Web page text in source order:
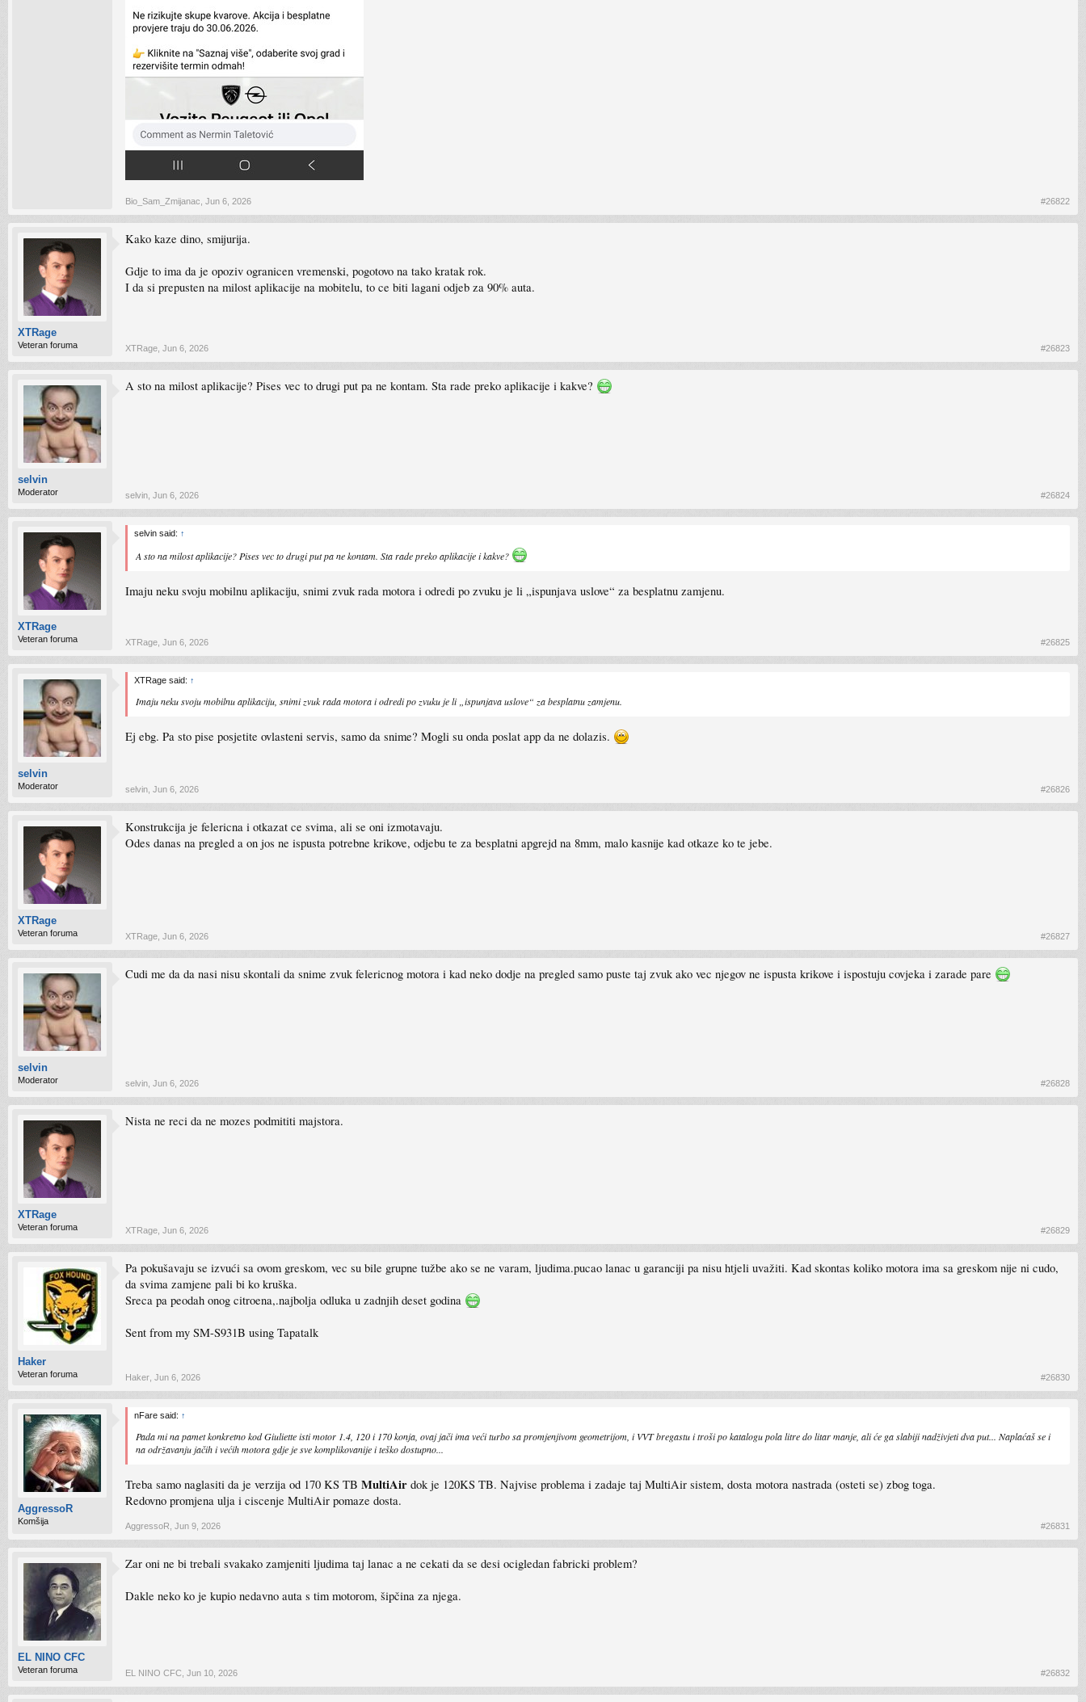
Bio_Sam_Zmijanac Jun 6, 2026 #26822
XTRage
Veteran foruma
Kako kaze dino, smijurija.
Gdje to ima da je opoziv ogranicen vremenski, pogotovo na tako kratak rok.
I da si prepusten na milost aplikacije na mobitelu, to ce biti lagani odjeb za 90% auta.
XTRage Jun 6, 2026 #26823
selvin
Moderator
A sto na milost aplikacije? Pises vec to drugi put pa ne kontam. Sta rade preko aplikacije i kakve?
selvin Jun 6, 2026 #26824
XTRage
Veteran foruma
selvin said: ↑
A sto na milost aplikacije? Pises vec to drugi put pa ne kontam. Sta rade preko aplikacije i kakve?
Imaju neku svoju mobilnu aplikaciju, snimi zvuk rada motora i odredi po zvuku je li „ispunjava uslove“ za besplatnu zamjenu.
XTRage Jun 6, 2026 #26825
selvin
Moderator
XTRage said: ↑
Imaju neku svoju mobilnu aplikaciju, snimi zvuk rada motora i odredi po zvuku je li „ispunjava uslove“ za besplatnu zamjenu.
Ej ebg. Pa sto pise posjetite ovlasteni servis, samo da snime? Mogli su onda poslat app da ne dolazis.
selvin Jun 6, 2026 #26826
XTRage
Veteran foruma
Konstrukcija je felericna i otkazat ce svima, ali se oni izmotavaju.
Odes danas na pregled a on jos ne ispusta potrebne krikove, odjebu te za besplatni apgrejd na 8mm, malo kasnije kad otkaze ko te jebe.
XTRage Jun 6, 2026 #26827
selvin
Moderator
Cudi me da da nasi nisu skontali da snime zvuk felericnog motora i kad neko dodje na pregled samo puste taj zvuk ako vec njegov ne ispusta krikove i ispostuju covjeka i zarade pare
selvin Jun 6, 2026 #26828
XTRage
Veteran foruma
Nista ne reci da ne mozes podmititi majstora.
XTRage Jun 6, 2026 #26829
Haker
Veteran foruma
Pa pokušavaju se izvući sa ovom greskom, vec su bile grupne tužbe ako se ne varam, ljudima.pucao lanac u garanciji pa nisu htjeli uvažiti. Kad skontas koliko motora ima sa greskom nije ni cudo,
da svima zamjene pali bi ko kruška.
Sreca pa peodah onog citroena,.najbolja odluka u zadnjih deset godina
Sent from my SM-S931B using Tapatalk
Haker Jun 6, 2026 #26830
AggressoR
Komšija
nFare said: ↑
Pada mi na pamet konkretno kod Giuliette isti motor 1.4, 120 i 170 konja, ovaj jači ima veći turbo sa promjenjivom geometrijom, i VVT bregastu i troši po katalogu pola litre do litar manje, ali će ga slabiji nadživjeti dva put... Naplaćaš se i
na održavanju jačih i većih motora gdje je sve komplikovanije i teško dostupno...
Treba samo naglasiti da je verzija od 170 KS TB MultiAir dok je 120KS TB. Najvise problema i zadaje taj MultiAir sistem, dosta motora nastrada (osteti se) zbog toga.
Redovno promjena ulja i ciscenje MultiAir pomaze dosta.
AggressoR Jun 9, 2026 #26831
EL NINO CFC
Veteran foruma
Zar oni ne bi trebali svakako zamjeniti ljudima taj lanac a ne cekati da se desi ocigledan fabricki problem?
Dakle neko ko je kupio nedavno auta s tim motorom, šipčina za njega.
EL NINO CFC Jun 10, 2026 #26832